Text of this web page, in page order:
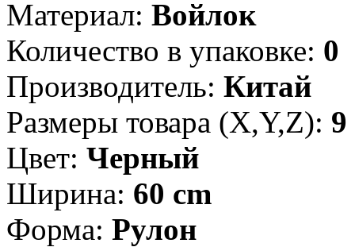
Материал: Войлок
Количество в упаковке: 0
Производитель: Китай
Размеры товара (X,Y,Z): 9
Цвет: Черный
Ширина: 60 cm
Форма: Рулон